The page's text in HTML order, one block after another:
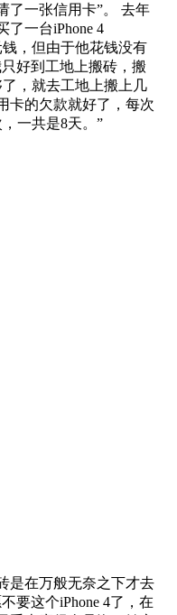
了一张信用卡”。 去年
了一台iPhone 4
，但由于他花钱没有
好到工地上搬砖，搬
，就去工地上搬上几
卡的欠款就好了，每次
一共是8天。”
是在万般无奈之下才去
要这个iPhone 4了，在